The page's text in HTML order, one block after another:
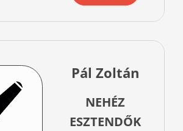
Pál Zoltán
NEHÉZ
ESZTENDŐK